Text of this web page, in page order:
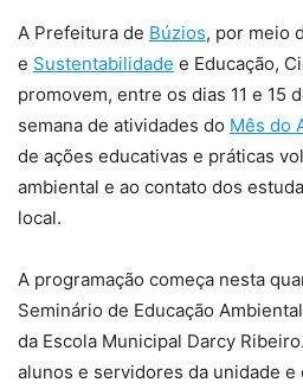
A Prefeitura de Búzios, por meio
e Sustentabilidade e Educação,
promovem, entre os dias 11 e 15
semana de atividades do Mês do
de ações educativas e práticas
ambiental e ao contato dos
local.
A programação começa nesta
Seminário de Educação
da Escola Municipal Darcy
alunos e servidores da unidade e